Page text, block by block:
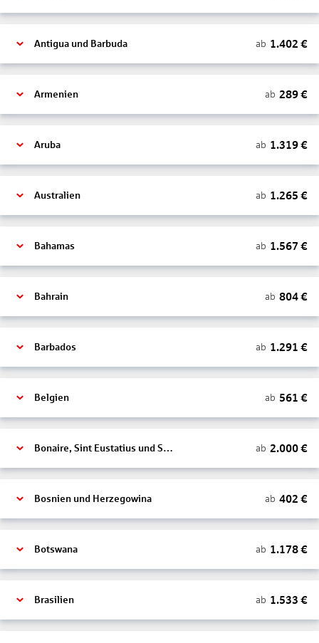
Antigua und Barbuda ab 1.402 €
Armenien ab 289€
Aruba ab 1.319€
Australien ab 1.265 €
Bahamas ab 1.567 €
Bahrain ab 804€
Barbados ab 1.291 €
Belgien ab 561 €
Bonaire, Sint Eustatius und Saba ab 2.000€
Bosnien und Herzegowina ab 402 €
Botswana ab 1.178€
Brasilien ab 1.533 €